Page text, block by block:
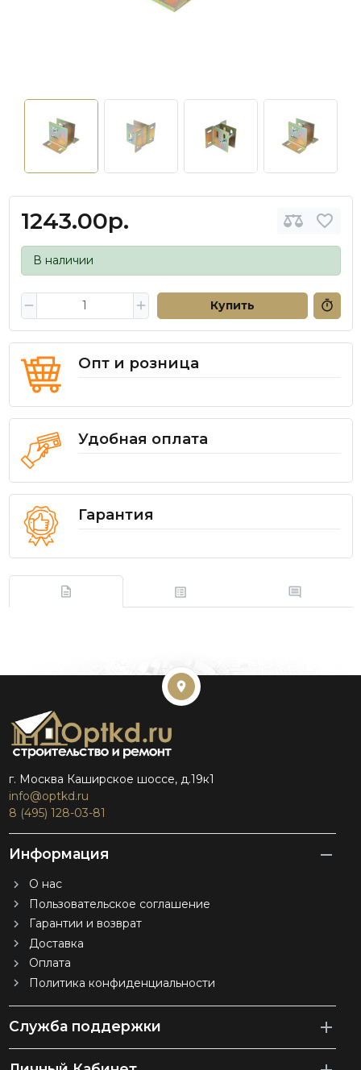
1243.00р.
В наличии
Купить
Опт и розница
Удобная оплата
Гарантия
г. Москва Каширское шоссе, д.19к1
info@optkd.ru
8 (495) 128-03-81
Информация
О нас
Пользовательское соглашение
Гарантии и возврат
Доставка
Оплата
Политика конфиденциальности
Служба поддержки